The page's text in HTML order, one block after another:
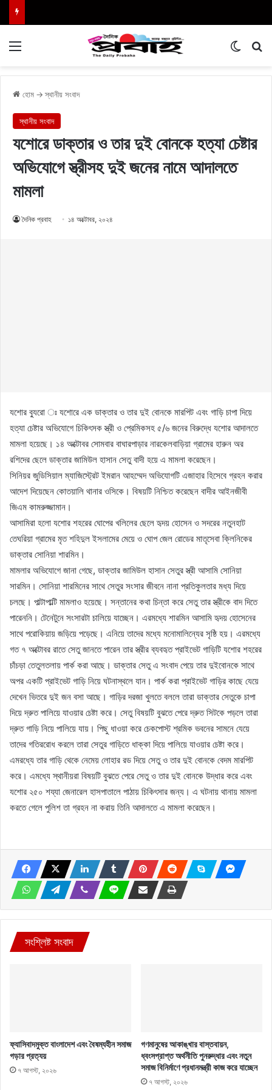
হোম → স্থানীয় সংবাদ
স্থানীয় সংবাদ
যশোরে ডাক্তার ও তার দুই বোনকে হত্যা চেষ্টার
অভিযোগে স্ত্রীসহ দুই জনের নামে আদালতে
মামলা
দৈনিক প্রবাহ ১৪ অক্টোবর, ২০২৪
যশোর ব্যুরো ঃ যশোরে এক ডাক্তার ও তার দুই বোনকে মারপিট এবং গাড়ি চাপা দিয়ে
হত্যা চেষ্টার অভিযোগে চিকিৎসক স্ত্রী ও প্রেমিকসহ ৫/৬ জনের বিরুদ্ধে যশোর আদালতে
মামলা হয়েছে। ১৪ অক্টোবর সোমবার বাঘারপাড়ার নারকেলবাড়িয়া গ্রামের হারুন অর
রশিদের ছেলে ডাক্তার জামিউল হাসান সেতু বাদী হয়ে এ মামলা করেছেন।
সিনিয়র জুডিসিয়াল ম্যাজিস্ট্রেট ইমরান আহম্মেদ অভিযোগটি এজাহার হিসেবে গ্রহন করার
আদেশ দিয়েছেন কোতয়ালি থানার ওসিকে। বিষয়টি নিশ্চিত করেছেন বাদীর আইনজীবী
জিএম কামরুজ্জামান।
আসামিরা হলো যশোর শহরের ঘোপের খলিলের ছেলে হৃদয় হোসেন ও সদরের নতুনহাট
তেঘরিয়া গ্রামের মৃত শহিদুল ইসলামের মেয়ে ও ঘোপ জেল রোডের মাতৃসেবা ক্লিনিকের
ডাক্তার সোনিয়া শারমিন।
মামলার অভিযোগে জানা গেছে, ডাক্তার জামিউল হাসান সেতুর স্ত্রী আসামি সোনিয়া
সারমিন। সোনিয়া শারমিনের সাথে সেতুর সংসার জীবনে নানা প্রতিকুলতার মধ্য দিয়ে
চলছে। পাল্টাপাল্টি মামলাও হয়েছে। সন্তানের কথা চিন্তা করে সেতু তার স্ত্রীকে বাদ দিতে
পারেননি। টেনেটুনে সংসারটা চালিয়ে যাচ্ছেন। এরমধ্যে শারমিন আসামি হৃদয় হোসেনের
সাথে পরোকিয়ায় জড়িয়ে পড়েছে। এনিয়ে তাদের মধ্যে মনোমালিন্যের সৃষ্ঠি হয়। এরমধ্যে
গত ৭ অক্টোবর রাতে সেতু জানতে পারেন তার স্ত্রীর ব্যবহৃত প্রাইভেট গাড়িটি যশোর শহরের
চাঁচড়া তেতুলতলায় পার্ক করা আছে। ডাক্তার সেতু এ সংবাদ পেয়ে তার দুইবোনকে সাথে
অপর একটি প্রাইভেট গাড়ি নিয়ে ঘটনাস্থলে যান। পার্ক করা প্রাইভেট গাড়ির কাছে যেয়ে
দেখেন ভিতরে দুই জন বসা আছে। গাড়ির দরজা খুলতে বললে তারা ডাক্তার সেতুকে চাপা
দিয়ে দ্রুত পালিয়ে যাওয়ার চেষ্টা করে। সেতু বিষয়টি বুঝতে পেরে দ্রুত সিটকে পড়লে তারা
দ্রুত গাড়ি নিয়ে পালিয়ে যায়। পিছু ধাওয়া করে চেকপোস্ট শ্রমিক ভবনের সামনে যেয়ে
তাদের গতিররোধ করলে তারা সেতুর গাড়িতে ধাক্কা দিয়ে পালিয়ে যাওয়ার চেষ্টা করে।
এমরধ্যে তার গাড়ি থেকে নেমেয় লোহার রড দিয়ে সেতু ও তার দুই বোনকে বেদম মারপিট
করে। এমধ্যে স্থানীয়রা বিষয়টি বুঝতে পেরে সেতু ও তার দুই বোনকে উদ্ধার করে এবং
যশোর ২৫০ শয্যা জেনারেল হাসপাতালে পাঠায় চিকিৎসার জন্য। এ ঘটনায় থানায় মামলা
করতে গেলে পুলিশ তা গ্রহন না করায় তিনি আদালতে এ মামলা করেছেন।
সংশ্লিষ্ট সংবাদ
ফ্যাসিবাদমুক্ত বাংলাদেশ এবং বৈষম্যহীন সমাজ
গড়ার প্রত্যয়
৭ আগস্ট, ২০২৬
গণমানুষের আকাঙ্খার বাস্তবায়ন,
ধ্বংসপ্রাপ্ত অর্থনীতি পুনরুদ্ধার এবং নতুন
সমাজ বিনির্মাণে প্রধানমন্ত্রী কাজ করে যাচ্ছেন
৭ আগস্ট, ২০২৬